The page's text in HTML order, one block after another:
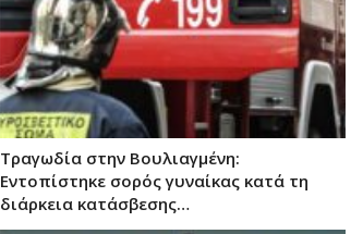
Τραγωδία στην Βουλιαγμένη:
Εντοπίστηκε σορός γυναίκας κατά τη
διάρκεια κατάσβεσης…